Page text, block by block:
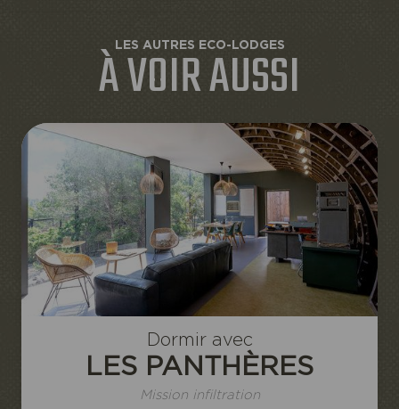
LES AUTRES ECO-LODGES
À VOIR AUSSI
Dormir avec
LES PANTHÈRES
Mission infiltration